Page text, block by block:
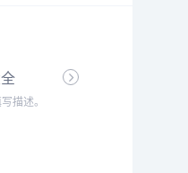
描述。